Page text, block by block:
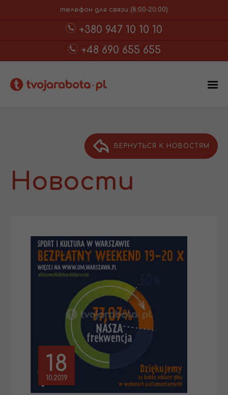
телефон для связи (8:00-20:00)
+380 947 10 10 10
+48 690 655 655
ВЕРНУТЬСЯ К НОВОСТЯМ
Новости
18
10.2019